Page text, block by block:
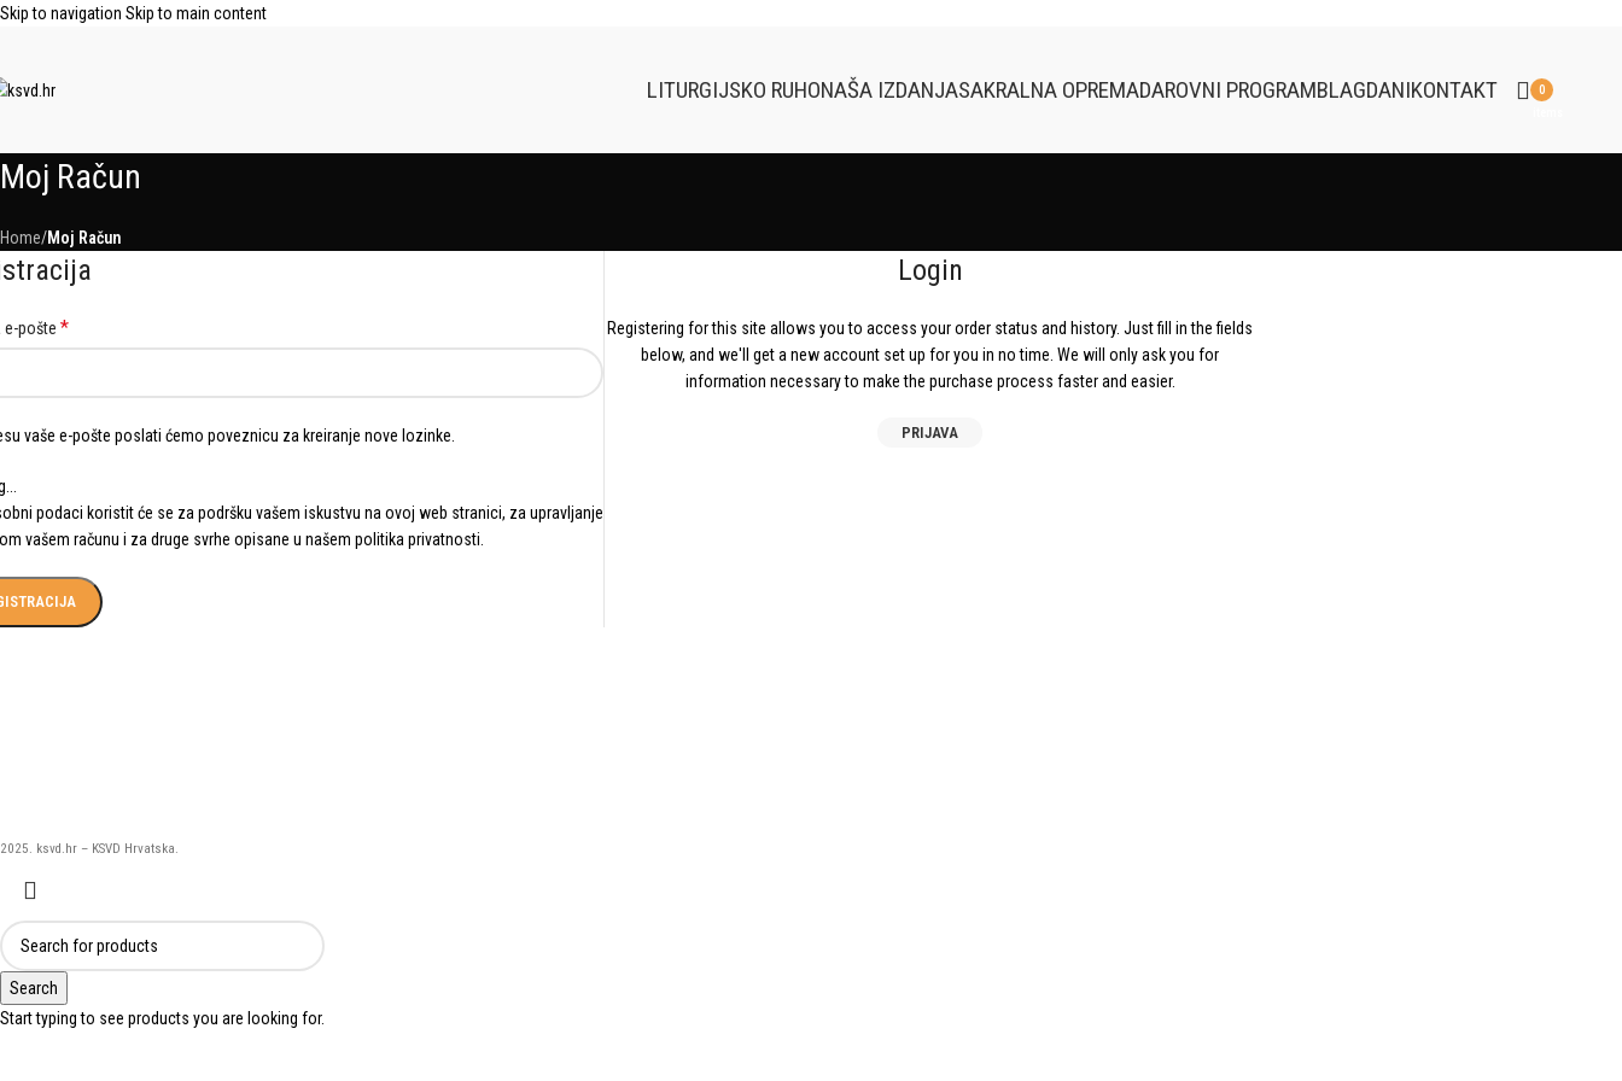
Skip to navigation Skip to main content
LITURGIJSKO RUHONAŠA IZDANJASAKRALNA OPREMADAROVNI PROGRAMBLAGDANIKONTAKT
0
Moj Račun
Home/Moj Račun
e-pošte *
vaše e-pošte poslati ćemo poveznicu za kreiranje nove lozinke.
podaci koristit će se za podršku vašem iskustvu na ovoj web stranici, za upravljanje
vašem računu i za druge svrhe opisane u našem politika privatnosti
Login
Registering for this site allows you to access your order status and history. Just fill in the fields
below, and we'll get a new account set up for you in no time. We will only ask you for
information necessary to make the purchase process faster and easier.
PRIJAVA
2025. ksvd.hr – KSVD Hrvatska.
Search
Start typing to see products you are looking for.